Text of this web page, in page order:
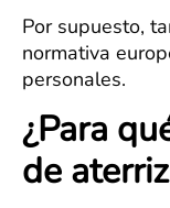
Por supuesto,
normativa
personales.
¿Para
de